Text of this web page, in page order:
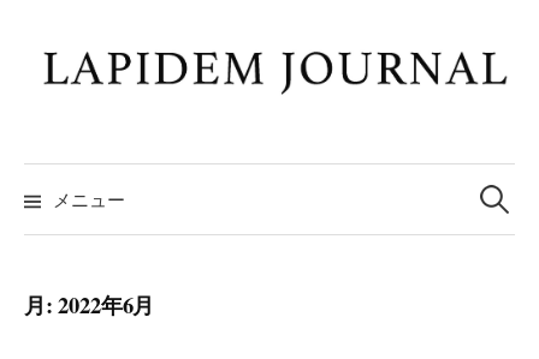
ス
キ
プ
メニュー
検
索:
月:2022年6月